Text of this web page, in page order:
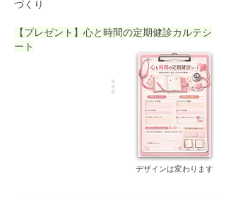
づくり
【プレゼント】心と時間の定期健診カルテシ
ート
デザインは変わります